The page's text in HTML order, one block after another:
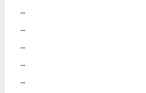
--
--
--
--
--